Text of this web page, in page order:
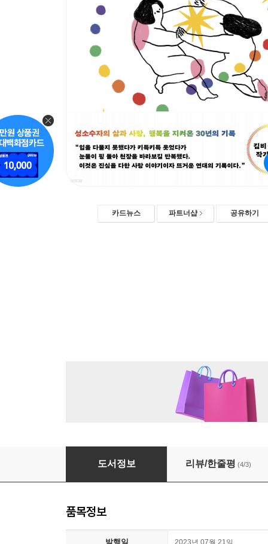
카드뉴스 파트너샵 공유하기
우린 춤추면서 싸우지
도서정보 리뷰/한줄평 (4/3)
품목정보
발행일 2023년 07월 21일